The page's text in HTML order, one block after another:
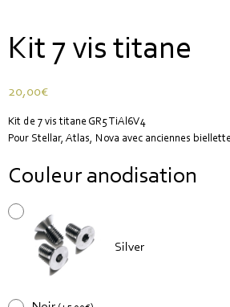
Kit 7 vis titane
20,00€
Kit de 7 vis titane GR5 TiAl6V4
Pour Stellar, Atlas, Nova avec anciennes
Couleur anodisation
Silver